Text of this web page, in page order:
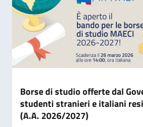
Borse di studio offerte dal
studenti stranieri e italiani
(A.A. 2026/2027)